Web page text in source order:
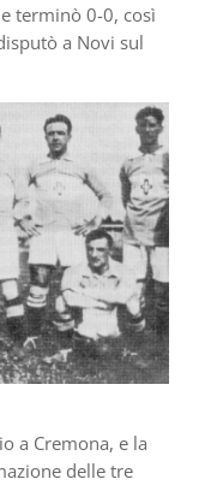
terminò 0-0, così
a Novi sul
a Cremona, e la
delle tre